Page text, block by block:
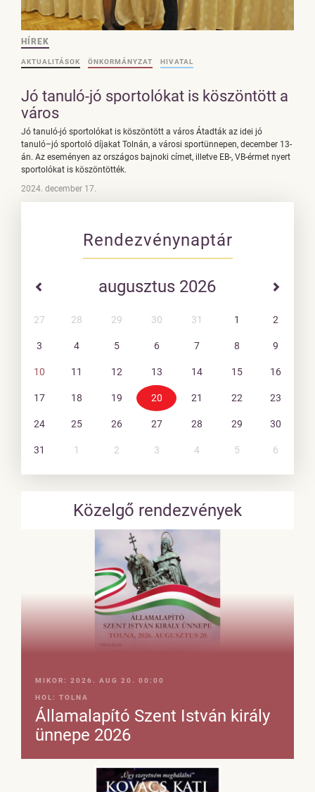
HÍREK
AKTUALITÁSOK ÖNKORMÁNYZAT HIVATAL
Jó tanuló-jó sportolókat is köszöntött a
város
Jó tanuló-jó sportolókat is köszöntött a város Átadták az idei jó
tanuló–jó sportoló díjakat Tolnán, a városi sportünnepen, december 13-
án. Az eseményen az országos bajnoki címet, illetve EB-, VB-érmet nyert
sportolókat is köszöntötték.
2024. december 17.
Rendezvénynaptár
augusztus 2026
27 28 29 30 31 1 2
3 4 5 6 7 8 9
10 11 12 13 14 15 16
17 18 19 20 21 22 23
24 25 26 27 28 29 30
31 1 2 3 4 5 6
Közelgő rendezvények
MIKOR: 2026. AUG 20. 00:00
HOL: TOLNA
Államalapító Szent István király
ünnepe 2026